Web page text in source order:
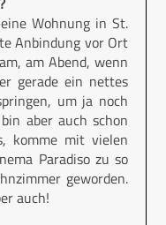
Wohnung in St.
Anbindung vor Ort
am Abend, wenn
gerade ein nettes
um ja noch
aber auch schon
komme mit vielen
Paradiso zu so
geworden.
auch!